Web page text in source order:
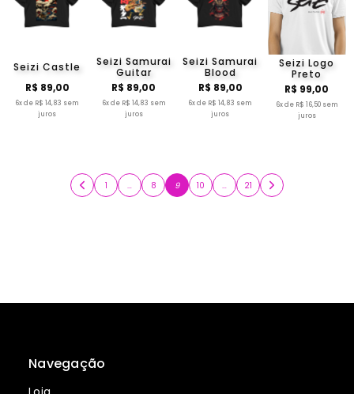
Seizi Castle
R$ 89,00
6x de R$ 14,83 sem
juros
Seizi Samurai
Guitar
R$ 89,00
6x de R$ 14,83 sem
juros
Seizi Samurai
Blood
R$ 89,00
6x de R$ 14,83 sem
juros
Seizi Logo
Preto
R$ 99,00
6x de R$ 16,50 sem
juros
1 … 8 9 10 … 21
Navegação